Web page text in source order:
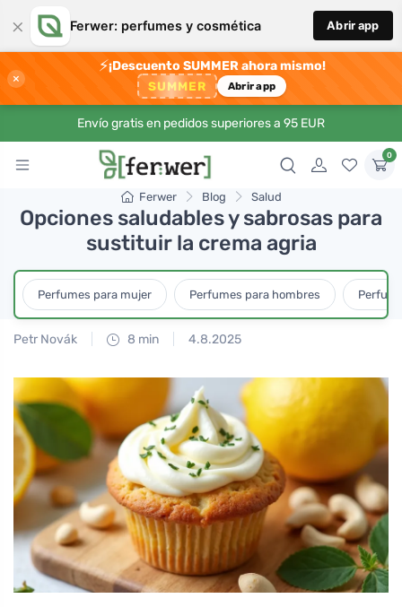
× Ferwer: perfumes y cosmética Abrir app
×
⚡¡Descuento SUMMER ahora mismo!
SUMMER Abrir app
Envío gratis en pedidos superiores a 95 EUR
0
Ferwer Blog Salud
Opciones saludables y sabrosas para
sustituir la crema agria
Perfumes para mujer Perfumes para hombres
Petr Novák 8 min 4.8.2025